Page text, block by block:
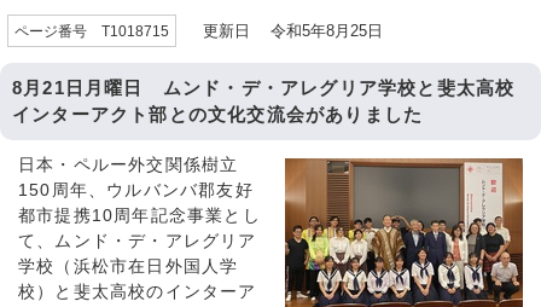
ページ番号 T1018715 更新日 令和5年8月25日
8月21日月曜日 ムンド・デ・アレグリア学校と斐太高校
インターアクト部との文化交流会がありました
日本・ペルー外交関係樹立
150周年、ウルバンバ郡友好
都市提携10周年記念事業とし
て、ムンド・デ・アレグリア
学校（浜松市在日外国人学
校）と斐太高校のインターア